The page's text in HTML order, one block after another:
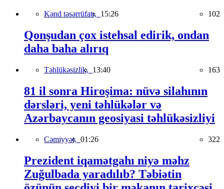
Kənd təsərrüfatı, 15:26 102
Qonşudan çox istehsal edirik, ondan
daha baha alırıq
Təhlükəsizlik, 13:40 163
81 il sonra Hiroşima: nüvə silahının
dərsləri, yeni təhlükələr və
Azərbaycanın geosiyasi təhlükəsizliyi
Cəmiyyət, 01:26 322
Prezident iqamətgahı niyə məhz
Zuğulbada yaradılıb? Təbiətin